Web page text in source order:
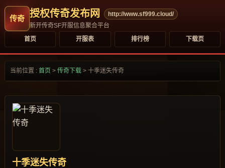
授权传奇发布网
http://www.sf999.cloud/
新开传奇SF开服信息聚合平台
首页
开服表 排行榜 下载页
当前位置 : 首页 > 传奇下载 > 十季迷失传奇
十季迷失传奇